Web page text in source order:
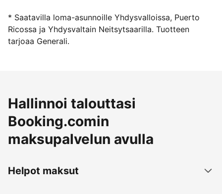
* Saatavilla loma-asunnoille Yhdysvalloissa, Puerto
Ricossa ja Yhdysvaltain Neitsytsaarilla. Tuotteen
tarjoaa Generali.
Hallinnoi talouttasi
Booking.comin
maksupalvelun avulla
Helpot maksut